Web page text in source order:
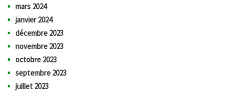
mars 2024
janvier 2024
décembre 2023
novembre 2023
octobre 2023
septembre 2023
juillet 2023